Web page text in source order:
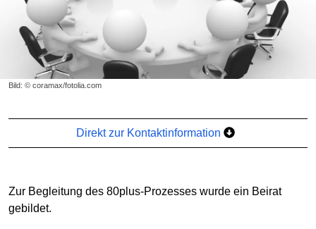
Bild: © coramax/fotolia.com
Direkt zur Kontaktinformation
Zur Begleitung des 80plus-Prozesses wurde ein Beirat
gebildet.